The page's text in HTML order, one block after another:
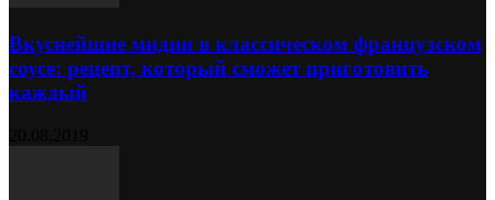
Вкуснейшие мидии в классическом французском
соусе: рецепт, который сможет приготовить
каждый